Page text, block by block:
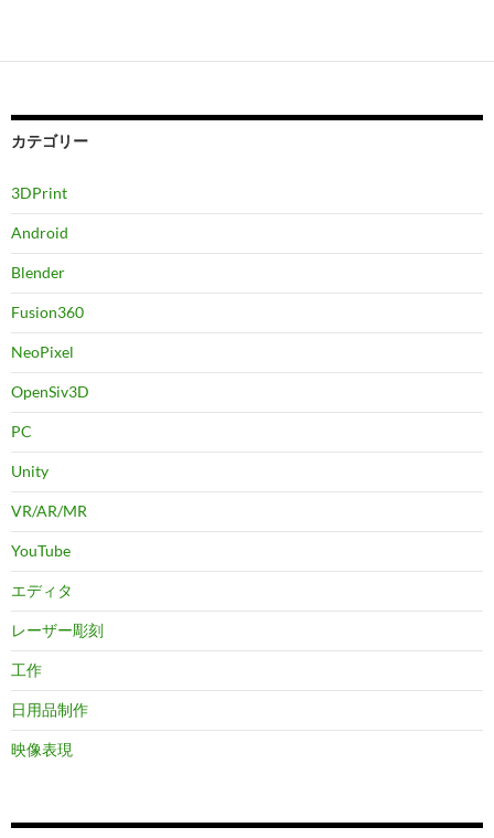
カテゴリー
3DPrint
Android
Blender
Fusion360
NeoPixel
OpenSiv3D
PC
Unity
VR/AR/MR
YouTube
エディタ
レーザー彫刻
工作
日用品制作
映像表現